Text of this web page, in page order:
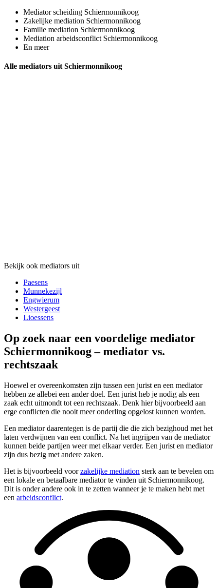
Mediator scheiding Schiermonnikoog
Zakelijke mediation Schiermonnikoog
Familie mediation Schiermonnikoog
Mediation arbeidsconflict Schiermonnikoog
En meer
Alle mediators uit Schiermonnikoog
Bekijk ook mediators uit
Paesens
Munnekezijl
Engwierum
Westergeest
Lioessens
Op zoek naar een voordelige mediator
Schiermonnikoog – mediator vs.
rechtszaak
Hoewel er overeenkomsten zijn tussen een jurist en een mediator
hebben ze allebei een ander doel. Een jurist heb je nodig als een
zaak echt uitmondt tot een rechtszaak. Denk hier bijvoorbeeld aan
erge conflicten die nooit meer onderling opgelost kunnen worden.
Een mediator daarentegen is de partij die die zich bezighoud met het
laten verdwijnen van een conflict. Na het ingrijpen van de mediator
kunnen beide partijen weer met elkaar verder. Een jurist en mediator
zijn dus bezig met andere zaken.
Het is bijvoorbeeld voorzakelijke mediation sterk aan te bevelen om
een lokale en betaalbare mediator te vinden uit Schiermonnikoog.
Dit is onder andere ook in te zetten wanneer je te maken hebt met
een arbeidsconflict.